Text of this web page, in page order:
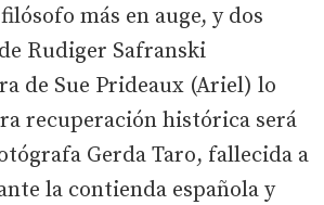
más en auge, y dos
Rudiger Safranski
de Sue Prideaux (Ariel) lo
recuperación histórica será
Gerda Taro, fallecida a
la contienda española y